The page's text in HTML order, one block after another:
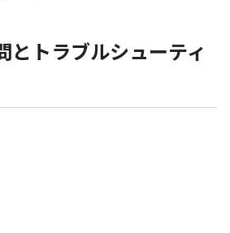
とトラブルシューティ